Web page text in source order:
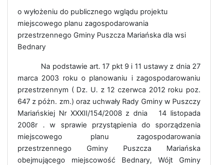
o wyłożeniu do publicznego wglądu projektu
miejscowego planu zagospodarowania
przestrzennego Gminy Puszcza Mariańska dla wsi
Bednary
Na podstawie art. 17 pkt 9 i 11 ustawy z dnia 27
marca 2003 roku o planowaniu i zagospodarowaniu
przestrzennym ( Dz. U. z 12 czerwca 2012 roku poz.
647 z póżn. zm.) oraz uchwały Rady Gminy w Puszczy
Mariańskiej Nr XXXII/154/2008 z dnia 14 listopada
2008r
. w sprawie przystąpienia do sporządzenia
miejscowego planu zagospodarowania
przestrzennego Gminy Puszcza Mariańska
obejmującego miejscowość Bednary, Wójt Gminy